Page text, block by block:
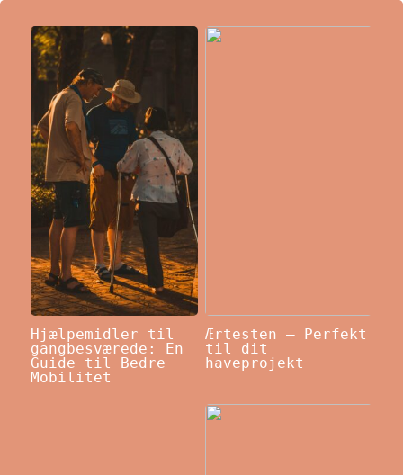
Hjælpemidler til
gangbesværede: En
Guide til Bedre
Mobilitet
Ærtesten – Perfekt
til dit
haveprojekt